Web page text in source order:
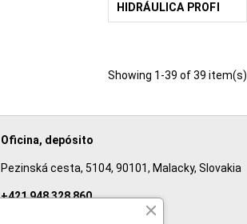
HIDRÁULICA PROFI
Showing 1-39 of 39 item(s)
Oficina, depósito
Pezinská cesta, 5104, 90101, Malacky, Slovakia
+421 948 328 860